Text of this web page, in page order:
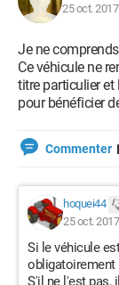
25 oct.
Je ne
Ce véhicule ne
titre particulier et
pour bénéficier
Commenter
hoquei44
25 oct.
Si le véhicule
obligatoirement
S'il ne l'est pas,